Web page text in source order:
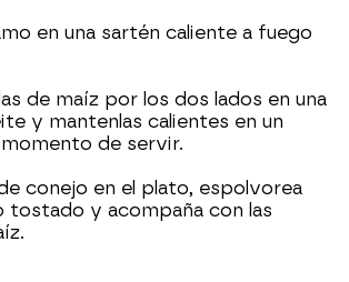
en una sartén caliente a fuego
de maíz por los dos lados en una
y mantenlas calientes en un
de servir.
conejo en el plato, espolvorea
tostado y acompaña con las